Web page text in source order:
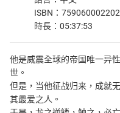
ISBN：
時長：05:37:53
他是威震全球的帝国唯一异
世。
但是，当他征战归来，成就
其最爱之人。